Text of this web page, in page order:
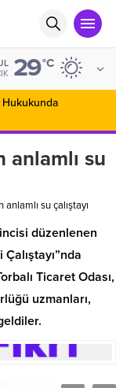
29°C
anlamlı su
anlamlı su çalıştayı
düzenlenen
Ticaret Odası,
uzmanları,